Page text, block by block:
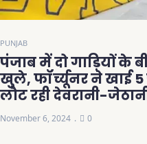
PUNJAB
पंजाब में दो गाड़ियों के
खुले, फॉर्च्यूनर ने खाई 5
लौट रही देवरानी-
November 6, 2024 0